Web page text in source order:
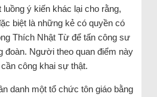
luồng ý kiến khác lại cho rằng,
biệt là những kẻ có quyền có
Thích Nhật Từ để tấn công sư
đoàn. Người theo quan điểm này
công khai sự thật.
danh một tổ chức tôn giáo bằng